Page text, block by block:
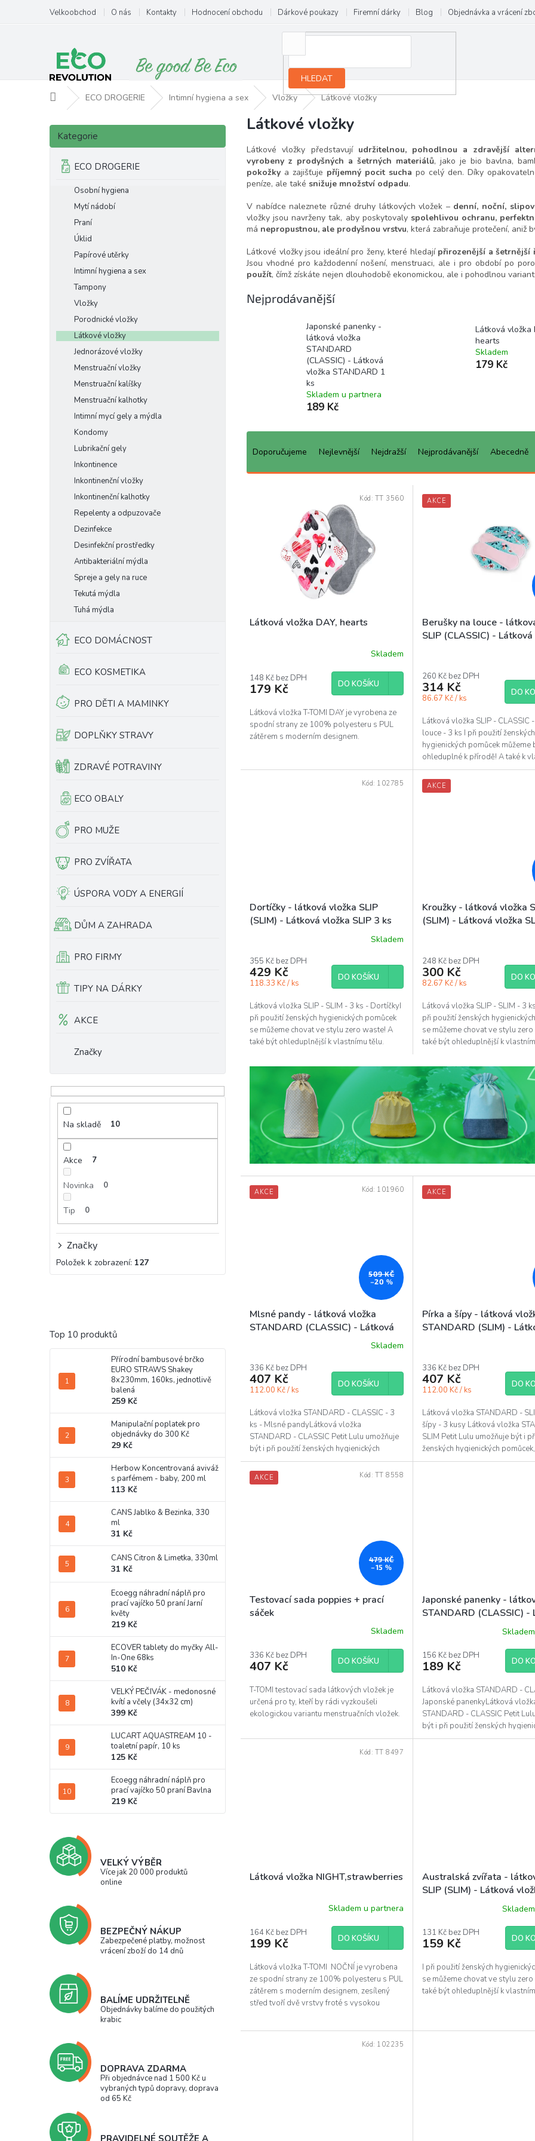
obsah
Velkoobchod O nás Kontakty Hodnocení obchodu Dárkové poukazy Firemní dárky Blog Objednávka a vrácení
HLEDAT
Domů ECO DROGERIE Intimní hygiena a sex Vložky Látkové vložky
P
s
Přeskočit
kategorie
Kategorie
ECO DROGERIE
Osobní hygiena
Mytí nádobí
Praní
Úklid
Papírové utěrky
Intimní hygiena a sex
Tampony
Vložky
Porodnické vložky
Látkové vložky
Jednorázové vložky
Menstruační vložky
Menstruační kalíšky
Menstruační kalhotky
Intimní mycí gely a mýdla
Kondomy
Lubrikační gely
Inkontinence
Inkontinenční vložky
Inkontinenční kalhotky
Repelenty a odpuzovače
Dezinfekce
Desinfekční prostředky
Antibakteriální mýdla
Spreje a gely na ruce
Tekutá mýdla
Tuhá mýdla
ECO DOMÁCNOST
ECO KOSMETIKA
PRO DĚTI A MAMINKY
DOPLŇKY STRAVY
ZDRAVÉ POTRAVINY
ECO OBALY
PRO MUŽE
PRO ZVÍŘATA
ÚSPORA VODY A ENERGIÍ
DŮM A ZAHRADA
PRO FIRMY
TIPY NA DÁRKY
AKCE
Značky
Na skladě 10
Akce 7
Novinka 0
Tip 0
Značky
Položek k zobrazení: 127
Top 10 produktů
Přírodní bambusové brčko
EURO STRAWS Shakey
8x230mm, 160ks, jednotlivě
balená
259 Kč
Manipulační poplatek pro
objednávky do 300 Kč
29 Kč
Herbow Koncentrovaná aviváž
s parfémem - baby, 200 ml
113 Kč
CANS Jablko & Bezinka, 330
ml
31 Kč
CANS Citron & Limetka, 330ml
31 Kč
Ecoegg náhradní náplň pro
prací vajíčko 50 praní Jarní
květy
219 Kč
ECOVER tablety do myčky All-
In-One 68ks
510 Kč
VELKÝ PEČIVÁK - medonosné
kvítí a včely (34x32 cm)
399 Kč
LUCART AQUASTREAM 10 -
toaletní papír, 10 ks
125 Kč
Ecoegg náhradní náplň pro
prací vajíčko 50 praní Bavlna
219 Kč
VELKÝ VÝBĚR
Více jak 20 000 produktů
online
BEZPEČNÝ NÁKUP
Zabezpečené platby, možnost
vrácení zboží do 14 dnů
BALÍME UDRŽITELNĚ
Objednávky balíme do použitých
krabic
DOPRAVA ZDARMA
Při objednávce nad 1 500 Kč u
vybraných typů dopravy, doprava
od 65 Kč
Látkové vložky
Látkové vložky představují udržitelnou, pohodlnou a zdravější
vyrobeny z prodyšných a šetrných materiálů, jako je bio bavlna,
pokožky a zajišťuje příjemný pocit sucha po celý den. Díky
peníze, ale také snižuje množství odpadu.
V nabídce naleznete různé druhy látkových vložek – denní, noční,
vložky jsou navrženy tak, aby poskytovaly spolehlivou ochranu,
má nepropustnou, ale prodyšnou vrstvu, která zabraňuje protečení, aniž
Látkové vložky jsou ideální pro ženy, které hledají přirozenější a šetrnější
Jsou vhodné pro každodenní nošení, menstruaci, ale i pro období po
použít, čímž získáte nejen dlouhodobě ekonomickou, ale i pohodlnou
Nejprodávanější
Japonské panenky -
látková vložka
STANDARD
(CLASSIC) - Látková
vložka STANDARD 1
ks
Skladem u partnera
189 Kč
Látková vložka
hearts
Skladem
179 Kč
Ř
e
Doporučujeme Nejlevnější Nejdražší Nejprodávanější Abecedně
kLátková vložka DAY, hearts
Skladem
148 Kč bez DPH
179 Kč DO KOŠÍKU
Látková vložka T-TOMI DAY je vyrobena ze
spodní strany ze 100% polyesteru s PUL
zátěrem s moderním designem.
Kód: TT 3560 AKCE
Berušky na louce -
SLIP (CLASSIC) -
produktu
je
5,0
5
hvězdiček.
260 Kč bez DPH
314 Kč
86.67 Kč / ks
DO
Látková vložka SLIP - CLASSIC
louce - 3 ks I při použití ženských
hygienických pomůcek můžeme
ohleduplné k přírodě! A také k
tělu. U látkových vložek...
Dortíčky - látková vložka SLIP
(SLIM) - Látková vložka SLIP 3 ks
Skladem
355 Kč bez DPH
429 Kč
118.33 Kč / ks
DO KOŠÍKU
Látková vložka SLIP - SLIM - 3 ks - DortíčkyI
při použití ženských hygienických pomůcek
se můžeme chovat ve stylu zero waste! A
také být ohleduplnější k vlastnímu tělu.
Kód: 102785 AKCE
Kroužky - látková vložka
(SLIM) - Látková vložka
248 Kč bez DPH
300 Kč
82.67 Kč / ks
DO
Látková vložka SLIP - SLIM - 3
při použití ženských
se můžeme chovat ve stylu
také být ohleduplnější k
AKCE
509 KČ
–20 %
Mlsné pandy - látková vložka
STANDARD (CLASSIC) - Látková
produktu
je
5,0
5
hvězdiček.
Skladem
336 Kč bez DPH
407 Kč
112.00 Kč / ks
DO KOŠÍKU
Látková vložka STANDARD - CLASSIC - 3
ks - Mlsné pandyLátková vložka
STANDARD - CLASSIC Petit Lulu umožňuje
být i při použití ženských hygienických
pomůcek, ohleduplná k...
Kód: 101960 AKCE
Pírka a šípy - látková
STANDARD (SLIM) -
336 Kč bez DPH
407 Kč
112.00 Kč / ks
DO
Látková vložka STANDARD -
šípy - 3 kusy Látková vložka
SLIM Petit Lulu umožňuje být i
ženských hygienických
k přírodě....
AKCE
479 KČ
–15 %
Testovací sada poppies + prací
sáček
produktu
je
z
5
hvězdiček.
Skladem
336 Kč bez DPH
407 Kč DO KOŠÍKU
T-TOMI testovací sada látkových vložek je
určená pro ty, kteří by rádi vyzkoušeli
ekologickou variantu menstruačních vložek.
Kód: TT 8558
Japonské panenky -
STANDARD (CLASSIC) -
vložka STANDARD 1 ks
156 Kč bez DPH
189 Kč DO
Látková vložka STANDARD -
Japonské panenkyLátková
STANDARD - CLASSIC Petit
být i při použití ženských
pomůcek, ohleduplná k
Látková vložka NIGHT,strawberries
Skladem u partnera
164 Kč bez DPH
199 Kč DO KOŠÍKU
Látková vložka T-TOMI NOČNÍ je vyrobena
ze spodní strany ze 100% polyesteru s PUL
zátěrem s moderním designem, zesílený
střed tvoří dvě vrstvy froté s vysokou
Kód: TT 8497
Australská zvířata -
SLIP (SLIM) - Látková
produktu
je
z
5
hvězdiček.
131 Kč bez DPH
159 Kč DO
I při použití ženských
se můžeme chovat ve stylu
také být ohleduplnější k
Kód: 102235